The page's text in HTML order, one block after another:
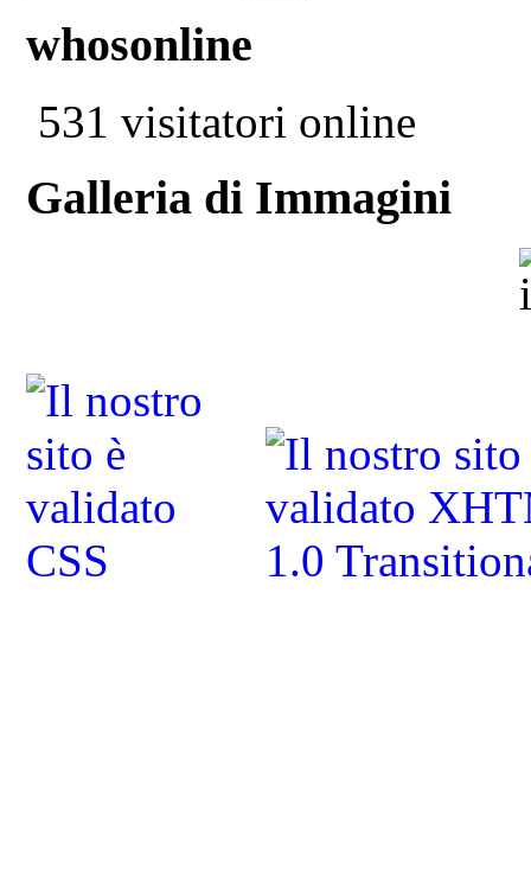
whosonline
531 visitatori online
Galleria di Immagini